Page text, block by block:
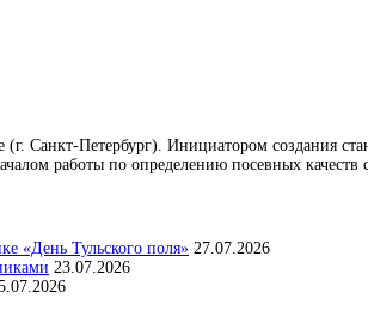
Санкт-Петербург). Инициатором создания
работы по определению посевных качеств
«День Тульского поля» 27.07.2026
23.07.2026